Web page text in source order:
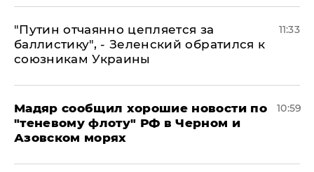
"Путин отчаянно цепляется за
баллистику", - Зеленский обратился к
союзникам Украины
11:33
Мадяр сообщил хорошие новости по
"теневому флоту" РФ в Черном и
Азовском морях
10:59